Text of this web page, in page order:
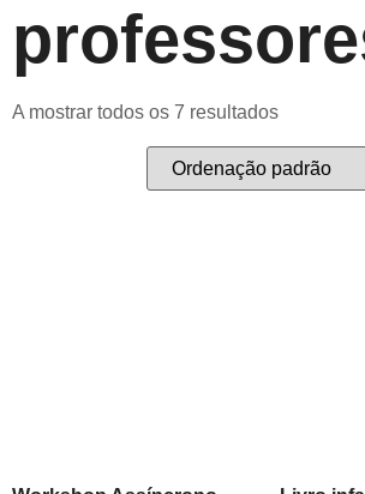
A mostrar todos os 7 resultados